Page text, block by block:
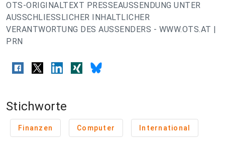
OTS-ORIGINALTEXT PRESSEAUSSENDUNG UNTER
AUSSCHLIESSLICHER INHALTLICHER
VERANTWORTUNG DES AUSSENDERS - WWW.OTS.AT |
PRN
Stichworte
Finanzen Computer International